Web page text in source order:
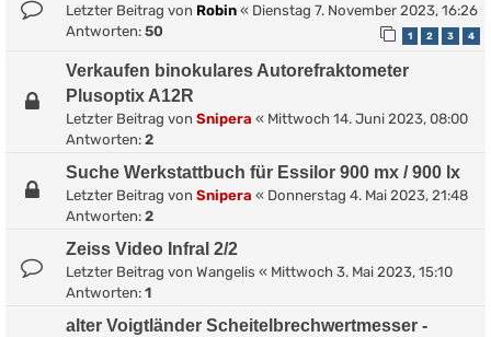
Letzter Beitrag von Robin « Dienstag 7. November 2023, 16:26
Antworten: 50 1 2 3 4
Verkaufen binokulares Autorefraktometer
Plusoptix A12R
Letzter Beitrag von Snipera « Mittwoch 14. Juni 2023, 08:00
Antworten: 2
Suche Werkstattbuch für Essilor 900 mx / 900 lx
Letzter Beitrag von Snipera « Donnerstag 4. Mai 2023, 21:48
Antworten: 2
Zeiss Video Infral 2/2
Letzter Beitrag von Wangelis « Mittwoch 3. Mai 2023, 15:10
Antworten: 1
alter Voigtländer Scheitelbrechwertmesser -